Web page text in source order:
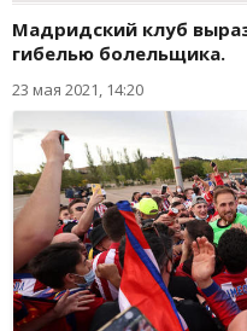
Мадридский клуб
гибелью болельщика.
23 мая 2021, 14:20